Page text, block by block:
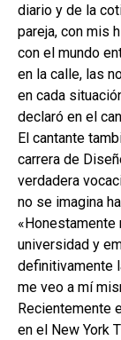
diario y de la
pareja, con mis
con el mundo
en la calle, las
en cada
declaró en el
El cantante
carrera de
verdadera
no se imagina
«Honestamente
universidad y
definitivamente
me veo a mí
Recientemente
en el New York